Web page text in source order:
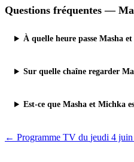
Questions fréquentes —
À quelle heure passe Masha
Sur quelle chaîne regarder
Est-ce que Masha et Michka
← Programme TV du jeudi 4